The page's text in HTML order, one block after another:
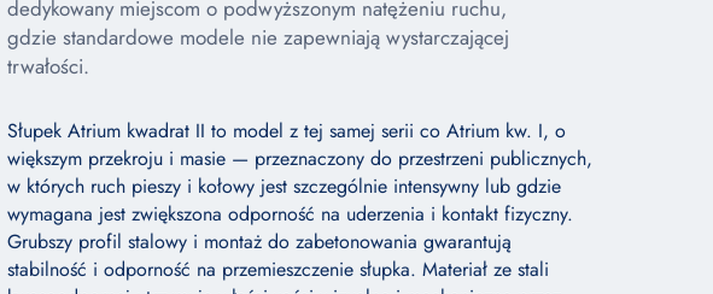
dedykowany miejscom o podwyższonym natężeniu ruchu,
gdzie standardowe modele nie zapewniają wystarczającej
trwałości.
Słupek Atrium kwadrat II to model z tej samej serii co Atrium kw. I, o
większym przekroju i masie — przeznaczony do przestrzeni publicznych,
w których ruch pieszy i kołowy jest szczególnie intensywny lub gdzie
wymagana jest zwiększona odporność na uderzenia i kontakt fizyczny.
Grubszy profil stalowy i montaż do zabetonowania gwarantują
stabilność i odporność na przemieszczenie słupka. Materiał ze stali